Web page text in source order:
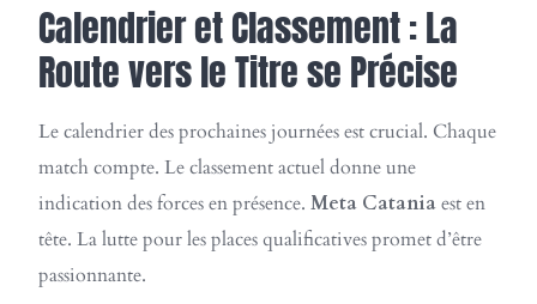
Calendrier et Classement : La
Route vers le Titre se Précise
Le calendrier des prochaines journées est crucial. Chaque
match compte. Le classement actuel donne une
indication des forces en présence. Meta Cataniaest en
tête. La lutte pour les places qualificatives promet d’être
passionnante.